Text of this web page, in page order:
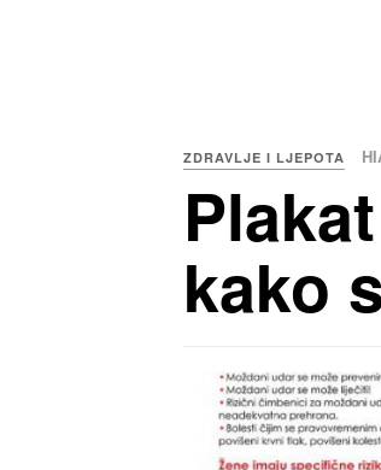
ZDRAVLJE I LJEPOTA
kako